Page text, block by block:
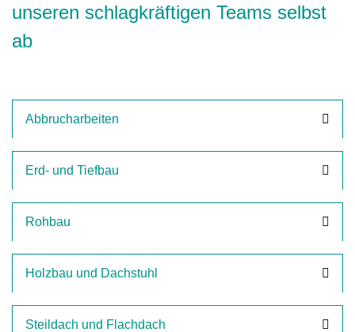
unseren schlagkräftigen Teams selbst
ab
Abbrucharbeiten
Erd- und Tiefbau
Rohbau
Holzbau und Dachstuhl
Steildach und Flachdach